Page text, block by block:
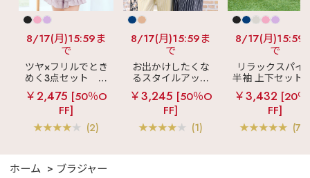
8/17(月)15:59ま
で
ツヤ×フリルでとき
めく3点セット
シ
ルキー ショートパ
ンツ 3点セット
￥2,475 [50％O
FF]
(2)
8/17(月)15:59ま
で
お出かけしたくな
るスタイルアップ
見え
ストライプ
フリル ロングパン
ツ 綿混 上下セット
￥3,245 [50％O
FF]
(1)
8/17(月)15:59
で
リラックスパイ
半袖 上下セット
女兼用サイズ)
￥3,432 [20
FF]
ホーム
ブラジャー